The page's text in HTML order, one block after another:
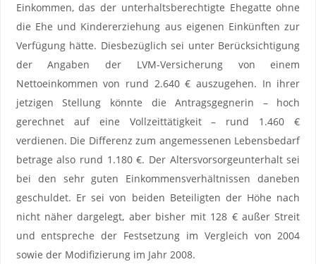
Einkommen, das der unterhaltsberechtigte Ehegatte ohne
die Ehe und Kindererziehung aus eigenen Einkünften zur
Verfügung hätte. Diesbezüglich sei unter Berücksichtigung
der Angaben der LVM-Versicherung von einem
Nettoeinkommen von rund 2.640 € auszugehen. In ihrer
jetzigen Stellung könnte die Antragsgegnerin – hoch
gerechnet auf eine Vollzeittätigkeit – rund 1.460 €
verdienen. Die Differenz zum angemessenen Lebensbedarf
betrage also rund 1.180 €. Der Altersvorsorgeunterhalt sei
bei den sehr guten Einkommensverhältnissen daneben
geschuldet. Er sei von beiden Beteiligten der Höhe nach
nicht näher dargelegt, aber bisher mit 128 € außer Streit
und entspreche der Festsetzung im Vergleich von 2004
sowie der Modifizierung im Jahr 2008.